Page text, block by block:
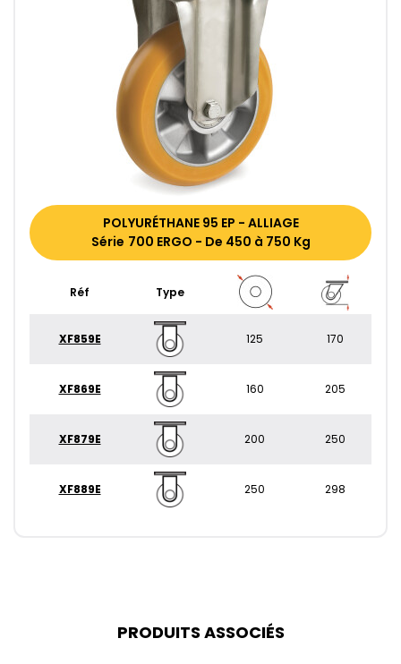
POLYURÉTHANE 95 EP - ALLIAGE
Série 700 ERGO - De 450 à 750 Kg
Réf Type
XF859E 125 170
XF869E 160 205
XF879E 200 250
XF889E 250 298
PRODUITS ASSOCIÉS